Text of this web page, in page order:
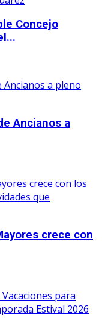
Concejo
Ancianos a
crece con